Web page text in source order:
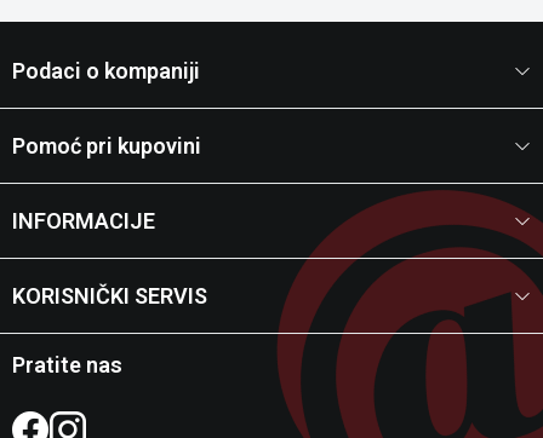
Podaci o kompaniji
Pomoć pri kupovini
INFORMACIJE
KORISNIČKI SERVIS
Pratite nas